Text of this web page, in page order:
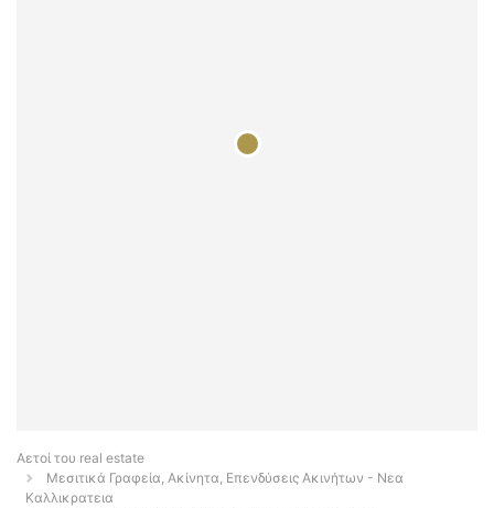
Αετοί του real estate
Μεσιτικά Γραφεία, Ακίνητα, Επενδύσεις Ακινήτων - Νεα
Καλλικρατεια